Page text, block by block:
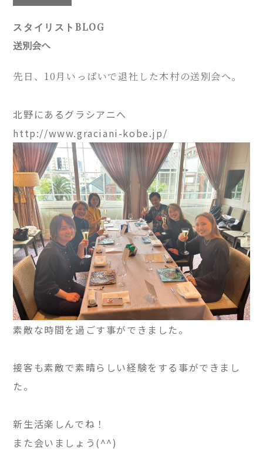
スタイリストBLOG
送別会へ
先日、10月いっぱいで退社した木村の送別会へ。
北野にあるグラシアニへ
http://www.graciani-kobe.jp/
素敵な時間を過ごす事ができました。
接客も素敵で素晴らしい経験をする事ができまし
た。
新生活楽しんでね！
また会いましょう(^^)